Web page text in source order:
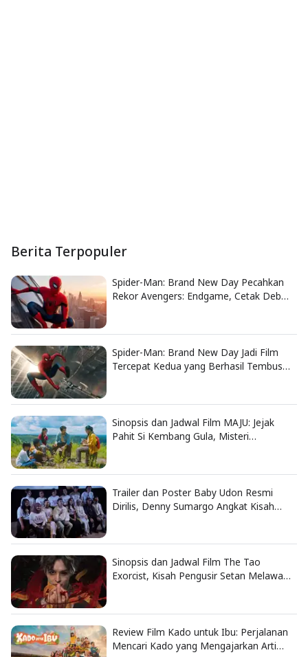
Berita Terpopuler
Spider-Man: Brand New Day Pecahkan
Rekor Avengers: Endgame, Cetak Debut
Spider-Man: Brand New Day Jadi Film
Tercepat Kedua yang Berhasil Tembus
Sinopsis dan Jadwal Film MAJU: Jejak
Pahit Si Kembang Gula, Misteri
Trailer dan Poster Baby Udon Resmi
Dirilis, Denny Sumargo Angkat Kisah
Sinopsis dan Jadwal Film The Tao
Exorcist, Kisah Pengusir Setan Melawan
Review Film Kado untuk Ibu: Perjalanan
Mencari Kado yang Mengajarkan Arti